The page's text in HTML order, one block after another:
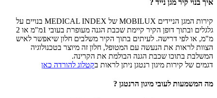
איך בנוי קיר מגן נייד ?
קירות המגן הניידים MOBILUX של MEDICAL INDEX בנויים על
גלגלים ובתוך דופן הקיר קיימת שכבת הגנה מעופרת בעובי 1מ"מ או 2
מ"מ, או לפי דרישה. לעיתים בתוך הקיר משלבים חלון שיאפשר לאיש
הצוות לראות את הנעשה עם המטופל, חלון זה מיוצר בטכנולוגיה
המשלבת בתוכו שכבת הגנה הבולמת את הקרינה.
דגמים של קירות מיגון רנטגן ניתן לראות בקטלוג להורדה כאן
מה המשמעות לעובי מיגון הרנטגן ?